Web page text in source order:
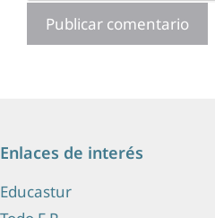
Enlaces de interés
Educastur